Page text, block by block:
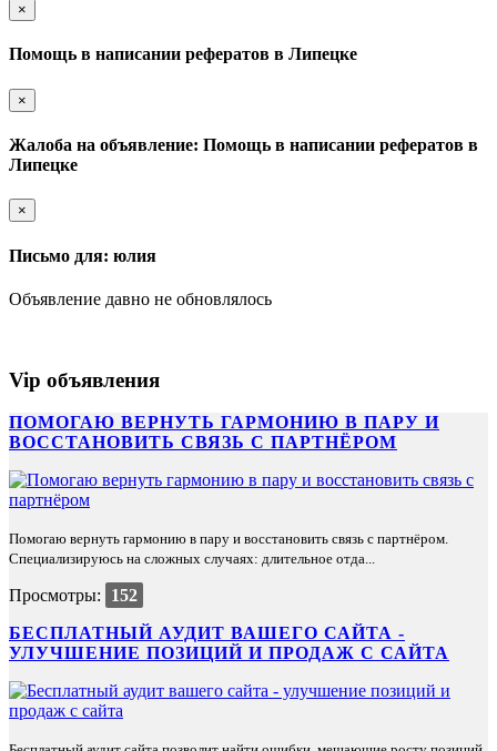
×
Помощь в написании рефератов в Липецке
×
Жалоба на объявление: Помощь в написании рефератов в
Липецке
×
Письмо для: юлия
Объявление давно не обновлялось
Vip объявления
ПОМОГАЮ ВЕРНУТЬ ГАРМОНИЮ В ПАРУ И
ВОССТАНОВИТЬ СВЯЗЬ С ПАРТНЁРОМ
Помогаю вернуть гармонию в пару и восстановить связь с партнёром.
Специализируюсь на сложных случаях: длительное отда...
Просмотры:
152
БЕСПЛАТНЫЙ АУДИТ ВАШЕГО САЙТА -
УЛУЧШЕНИЕ ПОЗИЦИЙ И ПРОДАЖ С САЙТА